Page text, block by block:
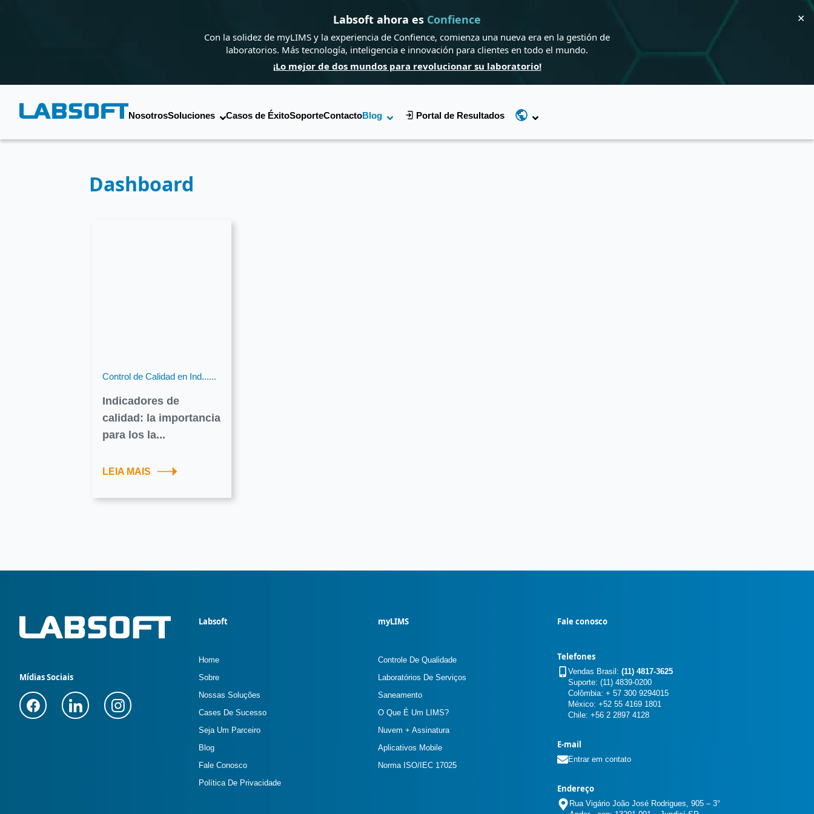
Labsoft ahora es Confience
Con la solidez de myLIMS y la experiencia de Confience, comienza una nueva era en la gestión de
laboratorios. Más tecnología, inteligencia e innovación para clientes en todo el mundo.
¡Lo mejor de dos mundos para revolucionar su laboratorio!
✕
NosotrosSoluciones Casos de ÉxitoSoporteContactoBlog Portal de Resultados
Dashboard
Control de Calidad en Ind......
Indicadores de
calidad: la importancia
para los la...
LEIA MAIS
Mídias Sociais
Labsoft
Home
Sobre
Nossas Soluções
Cases De Sucesso
Seja Um Parceiro
Blog
Fale Conosco
Política De Privacidade
myLIMS
Controle De Qualidade
Laboratórios De Serviços
Saneamento
O Que É Um LIMS?
Nuvem + Assinatura
Aplicativos Mobile
Norma ISO/IEC 17025
Fale conosco
Telefones
Vendas Brasil: (11) 4817-3625
Suporte: (11) 4839-0200
Colômbia: + 57 300 9294015
México: +52 55 4169 1801
Chile: +56 2 2897 4128
E-mail
Entrar em contato
Endereço
Rua Vigário João José Rodrigues, 905 – 3°